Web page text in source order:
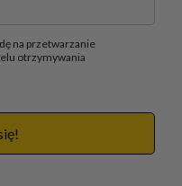
na przetwarzanie
otrzymywania